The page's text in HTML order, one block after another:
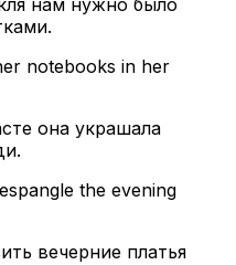
нам нужно было
notebooks in her
она украшала
the evening
вечерние платья